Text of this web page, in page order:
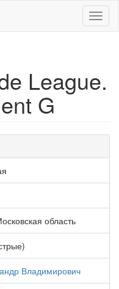
League.
G
область
Владимирович